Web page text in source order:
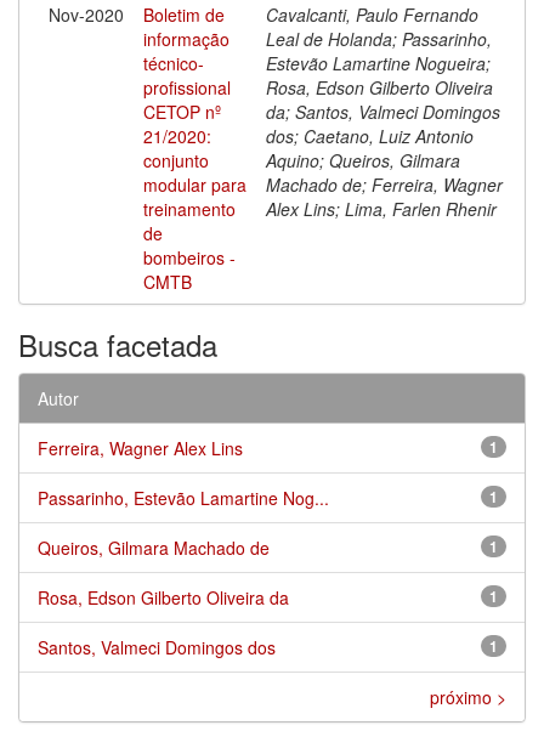
Nov-2020
Boletim de
informação
técnico-
profissional
CETOP nº
21/2020:
conjunto
modular para
treinamento
de
bombeiros -
CMTB
Cavalcanti, Paulo Fernando
Leal de Holanda; Passarinho,
Estevão Lamartine Nogueira;
Rosa, Edson Gilberto Oliveira
da; Santos, Valmeci Domingos
dos; Caetano, Luiz Antonio
Aquino; Queiros, Gilmara
Machado de; Ferreira, Wagner
Alex Lins; Lima, Farlen Rhenir
Busca facetada
Autor
1
Ferreira, Wagner Alex Lins
1
Passarinho, Estevão Lamartine Nog...
1
Queiros, Gilmara Machado de
1
Rosa, Edson Gilberto Oliveira da
1
Santos, Valmeci Domingos dos
próximo >